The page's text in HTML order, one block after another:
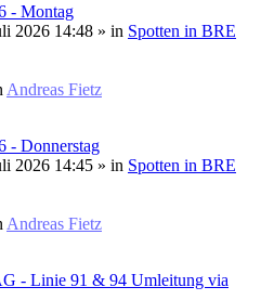
- Montag
2026 14:48 » in Spotten in BRE
Andreas Fietz
- Donnerstag
2026 14:45 » in Spotten in BRE
Andreas Fietz
- Linie 91 & 94 Umleitung via